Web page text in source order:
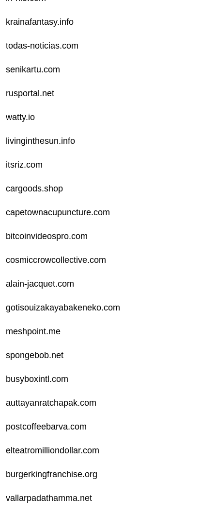
krainafantasy.info
todas-noticias.com
senikartu.com
rusportal.net
watty.io
livinginthesun.info
itsriz.com
cargoods.shop
capetownacupuncture.com
bitcoinvideospro.com
cosmiccrowcollective.com
alain-jacquet.com
gotisouizakayabakeneko.com
meshpoint.me
spongebob.net
busyboxintl.com
auttayanratchapak.com
postcoffeebarva.com
elteatromilliondollar.com
burgerkingfranchise.org
vallarpadathamma.net